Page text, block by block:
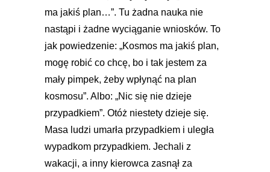
ma jakiś plan…”. Tu żadna nauka nie
nastąpi i żadne wyciąganie wniosków. To
jak powiedzenie: „Kosmos ma jakiś plan,
mogę robić co chcę, bo i tak jestem za
mały pimpek, żeby wpłynąć na plan
kosmosu”. Albo: „Nic się nie dzieje
przypadkiem”. Otóż niestety dzieje się.
Masa ludzi umarła przypadkiem i uległa
wypadkom przypadkiem. Jechali z
wakacji, a inny kierowca zasnął za